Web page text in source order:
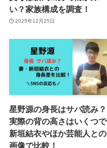
い？家族構成を調査！
2025年12月25日
星野源の身長はサバ読み？
実際の背の高さはいくつで
新垣結衣やほか芸能人との
画像で比較！